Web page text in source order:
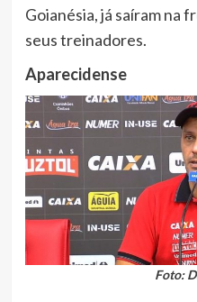
Goianésia, já saíram na
seus treinadores.
Aparecidense
Foto: